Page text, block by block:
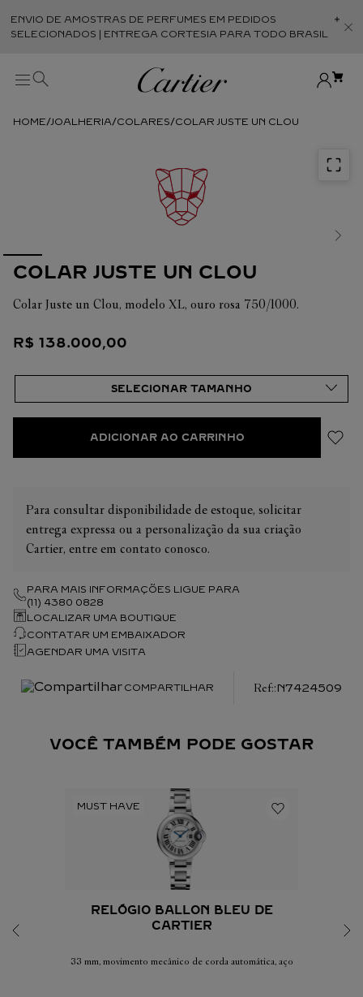
ENVIO DE AMOSTRAS DE PERFUMES EM PEDIDOS
SELECIONADOS | ENTREGA CORTESIA PARA TODO BRASIL
JOALHERIA COLARES COLAR JUSTE UN CLOU
COLAR JUSTE UN CLOU
Colar Juste un Clou, modelo XL, ouro rosa 750/1000.
R$ 138.000,00
ADICIONAR AO CARRINHO
Para consultar disponibilidade de estoque, solicitar
entrega expressa ou a personalização da sua criação
Cartier, entre em contato conosco.
PARA MAIS INFORMAÇÕES LIGUE PARA
(11) 4380 0828
LOCALIZAR UMA BOUTIQUE
CONTATAR UM EMBAIXADOR
AGENDAR UMA VISITA
COMPARTILHAR :N7424509
VOCÊ TAMBÉM PODE GOSTAR
RELÓGIO BALLON BLEU DE
CARTIER
33 mm, movimento mecânico de corda automática, aço